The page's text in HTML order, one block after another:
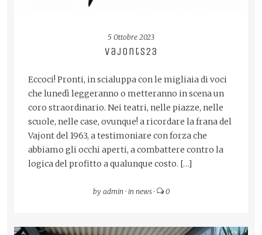
5 Ottobre 2023
Vajonts23
Eccoci! Pronti, in scialuppa con le migliaia di voci
che lunedì leggeranno o metteranno in scena un
coro straordinario. Nei teatri, nelle piazze, nelle
scuole, nelle case, ovunque! a ricordare la frana del
Vajont del 1963, a testimoniare con forza che
abbiamo gli occhi aperti, a combattere contro la
logica del profitto a qualunque costo. […]
by admin· in news· 0